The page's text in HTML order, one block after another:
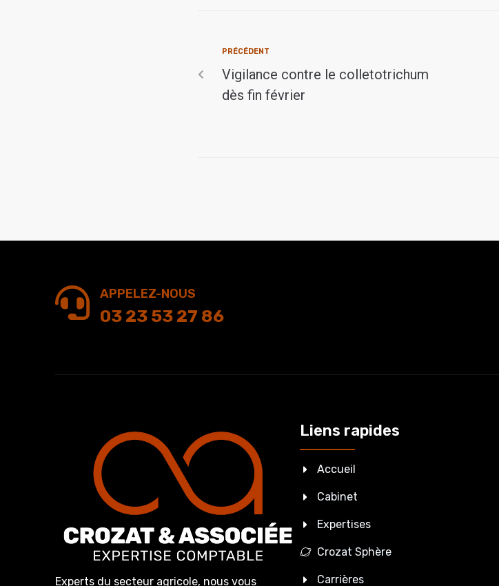
PRÉCÉDENT
Vigilance contre le colletotrichum
dès fin février
APPELEZ-NOUS
03 23 53 27 86
Experts du secteur agricole, nous vous
Liens rapides
Accueil
Cabinet
Expertises
Crozat Sphère
Carrières